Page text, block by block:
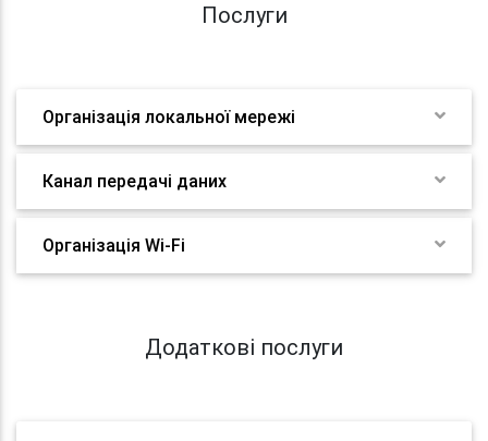
Послуги
Організація локальної мережі
Канал передачі даних
Організація Wi-Fi
Додаткові послуги